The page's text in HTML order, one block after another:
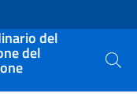
del
del
Cerca